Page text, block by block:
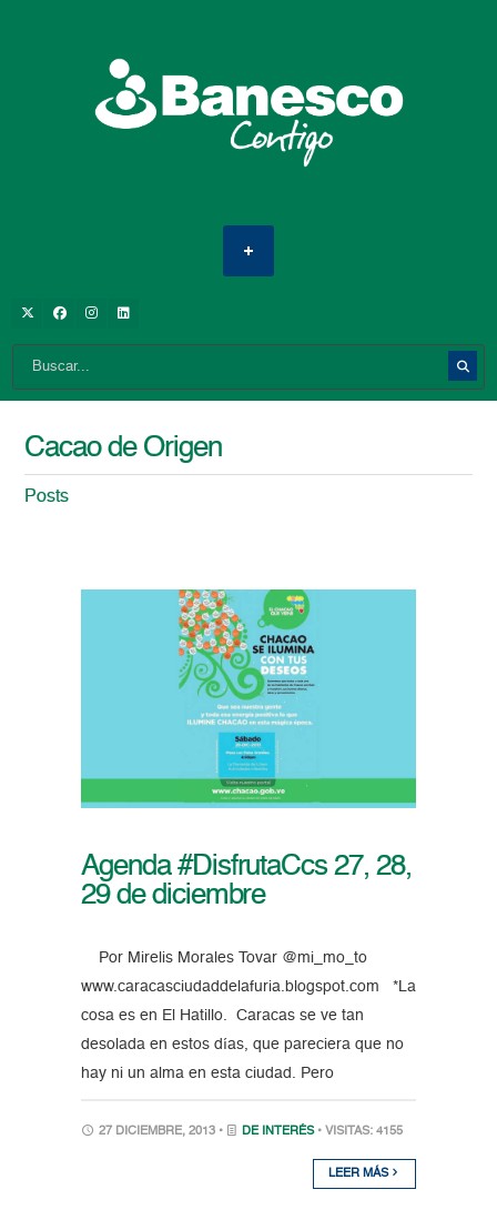
Cacao de Origen
Posts
Agenda #DisfrutaCcs 27, 28,
29 de diciembre
Por Mirelis Morales Tovar @mi_mo_to
www.caracasciudaddelafuria.blogspot.com *La
cosa es en El Hatillo. Caracas se ve tan
desolada en estos días, que pareciera que no
hay ni un alma en esta ciudad. Pero
27 DICIEMBRE, 2013 • DE INTERÉS • VISITAS: 4155
LEER MÁS